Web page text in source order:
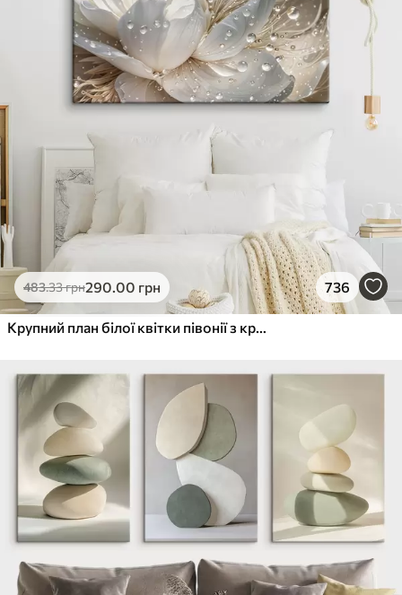
483.33грн290.00 грн 736
Крупний план білої квітки півонії з крапельками води на пелюстках на розмитому фоні